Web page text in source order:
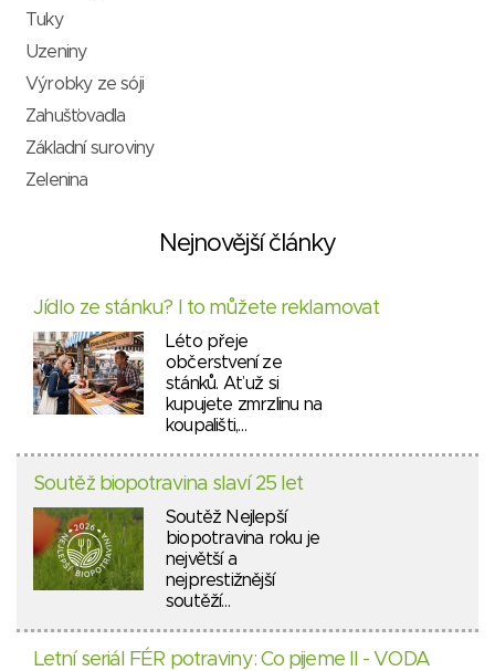
Tuky
Uzeniny
Výrobky ze sóji
Zahušťovadla
Základní suroviny
Zelenina
Nejnovější články
Jídlo ze stánku? I to můžete reklamovat
Léto přeje
občerstvení ze
stánků. Ať už si
kupujete zmrzlinu na
koupališti,…
Soutěž biopotravina slaví 25 let
Soutěž Nejlepší
biopotravina roku je
největší a
nejprestižnější
soutěží…
Letní seriál FÉR potraviny: Co pijeme II - VODA